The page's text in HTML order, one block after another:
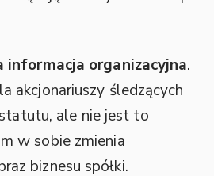
informacja organizacyjna.
akcjonariuszy śledzących
ale nie jest to
w sobie zmienia
biznesu spółki.